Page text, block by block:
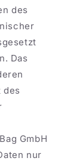
des
Das
des
GmbH
nur